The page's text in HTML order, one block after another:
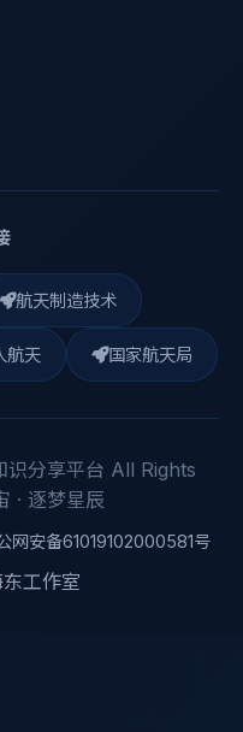
航天制造技术
航天 国家航天局
分享平台 All Rights
· 逐梦星辰
网安备61019102000581号
东工作室